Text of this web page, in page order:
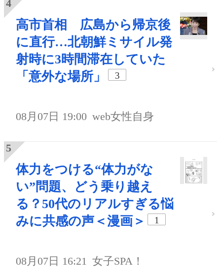
高市首相 広島から帰京後
に直行…北朝鮮ミサイル発
射時に3時間滞在していた
「意外な場所」
3
08月07日 19:00 web女性自身
体力をつける“体力がな
い”問題、どう乗り越え
る？50代のリアルすぎる悩
みに共感の声＜漫画＞
1
08月07日 16:21 女子SPA！